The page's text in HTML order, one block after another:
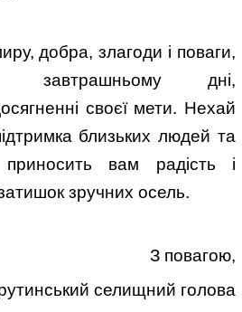
добра, злагоди і поваги,
завтрашньому дні,
своєї мети. Нехай
близьких людей та
вам радість і
зручних осель.
З повагою,
селищний голова